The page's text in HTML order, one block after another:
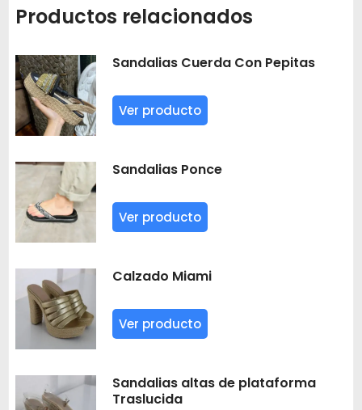
Productos relacionados
Sandalias Cuerda Con Pepitas
Ver producto
Sandalias Ponce
Ver producto
Calzado Miami
Ver producto
Sandalias altas de plataforma
Traslucida